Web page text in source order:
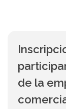
de la